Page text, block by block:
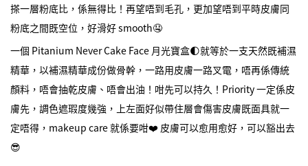
搽一層粉底比，係無得比！再望唔到毛孔，更加望唔到平時皮膚同
粉底之間既空位，好滑好 smooth🤤
一個 Pitanium Never Cake Face 月光寶盒🌓就等於一支天然既補濕
精華，以補濕精華成份做骨幹，一路用皮膚一路叉電，唔再係傳統
顏料，唔會抽乾皮膚、唔會出油！咁先可以持久！Priority 一定係皮
膚先，調色遮瑕度幾強，上左面好似帶住層會傷害皮膚既面具就一
定唔得，makeup care 就係要咁❤️️ 皮膚可以愈用愈好，可以豁出去
😎